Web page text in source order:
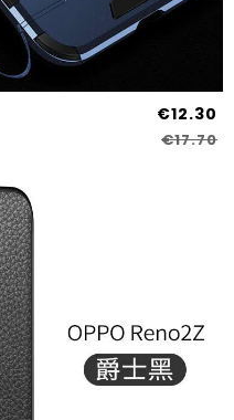
€12.30
€17.70